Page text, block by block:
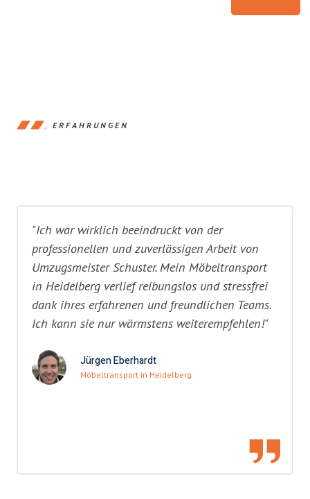
ERFAHRUNGEN
"Ich war wirklich beeindruckt von der
professionellen und zuverlässigen Arbeit von
Umzugsmeister Schuster. Mein Möbeltransport
in Heidelberg verlief reibungslos und stressfrei
dank ihres erfahrenen und freundlichen Teams.
Ich kann sie nur wärmstens weiterempfehlen!"
Jürgen Eberhardt
Möbeltransport in Heidelberg